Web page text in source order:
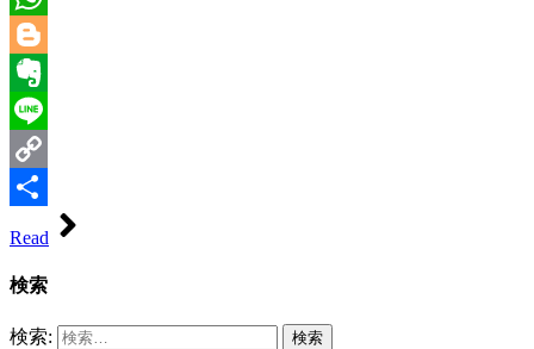
WhatsApp
Blogger
Evernote
Line
Copy
Read
検索
検索: